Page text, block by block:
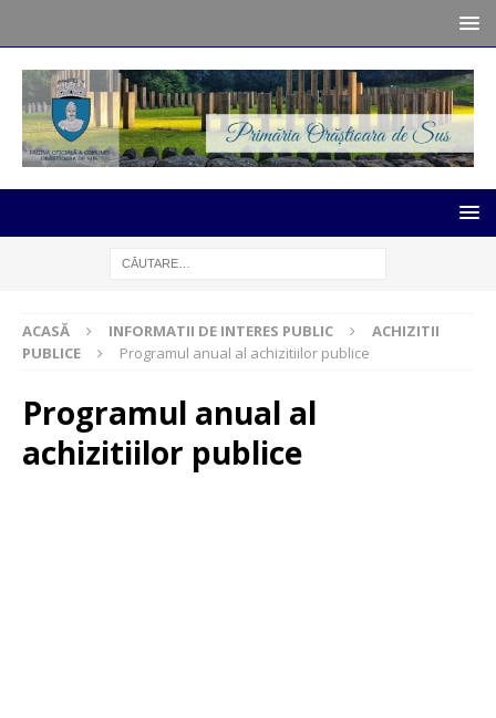
ACASĂ INFORMATII DE INTERES PUBLIC
ACHIZITII
PUBLICE
Programul anual al achizitiilor publice
Programul anual al
achizitiilor publice